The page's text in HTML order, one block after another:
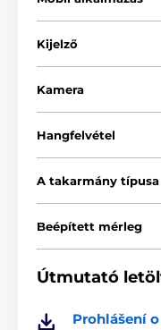
Legfőbb
Tápadagoló
4,3 l kapacitású
Az alkalmazás
Akkumulátor -
Kijelző
Kamera
Hangfelvétel
A takarmány típusa
Beépített mérleg
Útmutató
Prohlášení